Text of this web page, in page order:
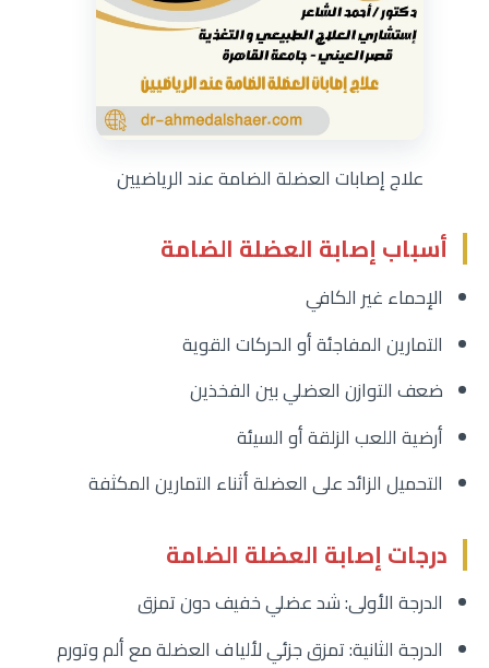
علاج إصابات العضلة الضامة عند الرياضيين
أسباب إصابة العضلة الضامة
الإحماء غير الكافي
التمارين المفاجئة أو الحركات القوية
ضعف التوازن العضلي بين الفخذين
أرضية اللعب الزلقة أو السيئة
التحميل الزائد على العضلة أثناء التمارين المكثفة
درجات إصابة العضلة الضامة
الدرجة الأولى: شد عضلي خفيف دون تمزق
الدرجة الثانية: تمزق جزئي لألياف العضلة مع ألم وتورم